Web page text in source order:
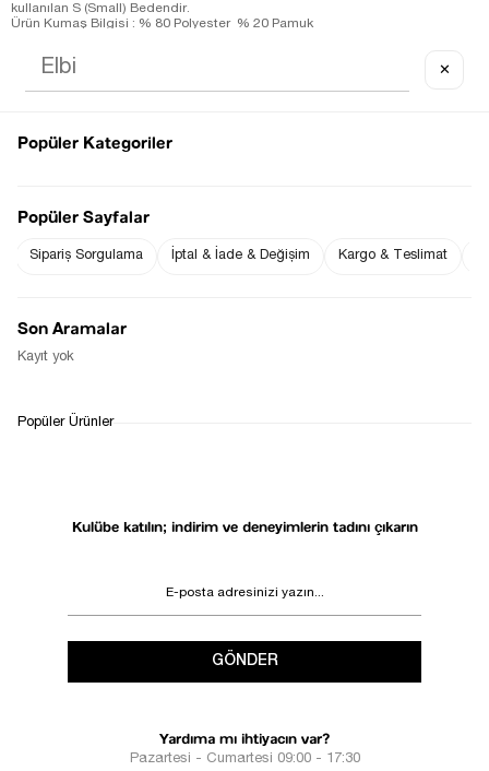
kullanılan S (Small) Bedendir.
Ürün Kumaş Bilgisi : % 80 Polyester % 20 Pamuk
S beden : 128 cm ( +/- 2 cm )
Ürün Ölçüleri;
Mankenin Ölçüleri;
Fiyat Düşünce
Gelince Haber Ver
İADE&DEĞİŞİM
Kulübe katılın; indirim ve deneyimlerin tadını çıkarın
GÖNDER
Yardıma mı ihtiyacın var?
Pazartesi - Cumartesi 09:00 - 17:30
✕
Popüler Kategoriler
Popüler Sayfalar
Sipariş Sorgulama İptal & İade & Değişim Kargo & Teslimat
Son Aramalar
Kayıt yok
Popüler Ürünler